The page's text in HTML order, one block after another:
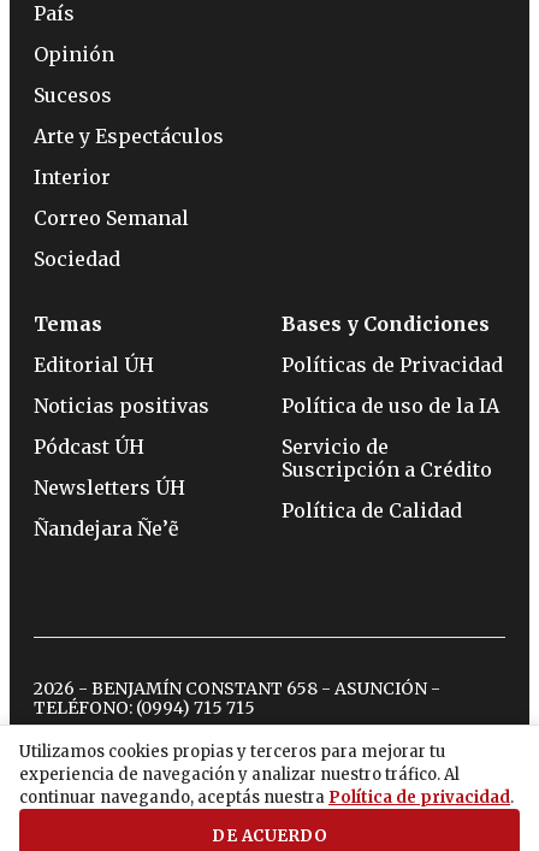
Utilizamos cookies propias y terceros para mejorar tu
experiencia de navegación y analizar nuestro tráfico. Al
continuar navegando, aceptás nuestra Política de privacidad.
DE ACUERDO
País
Opinión
Sucesos
Arte y Espectáculos
Interior
Correo Semanal
Sociedad
Temas
Editorial ÚH
Noticias positivas
Pódcast ÚH
Newsletters ÚH
Ñandejara Ñe’ẽ
Bases y Condiciones
Políticas de Privacidad
Política de uso de la IA
Servicio de
Suscripción a Crédito
Política de Calidad
2026 - BENJAMÍN CONSTANT 658 - ASUNCIÓN -
TELÉFONO: (0994) 715 715
twitterinstagram
facebook
tiktokyoutubespotify